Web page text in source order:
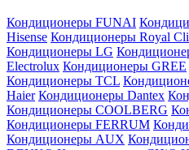
Кондиционеры FUNAI
Hisense Кондиционеры Royal
Кондиционеры LG
Electrolux Кондиционеры GREE
Кондиционеры TCL
Haier Кондиционеры Dantex
Кондиционеры СOOLBERG
Кондиционеры FERRUM
Кондиционеры AUX